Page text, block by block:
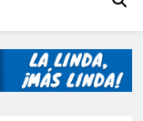
y el
horas